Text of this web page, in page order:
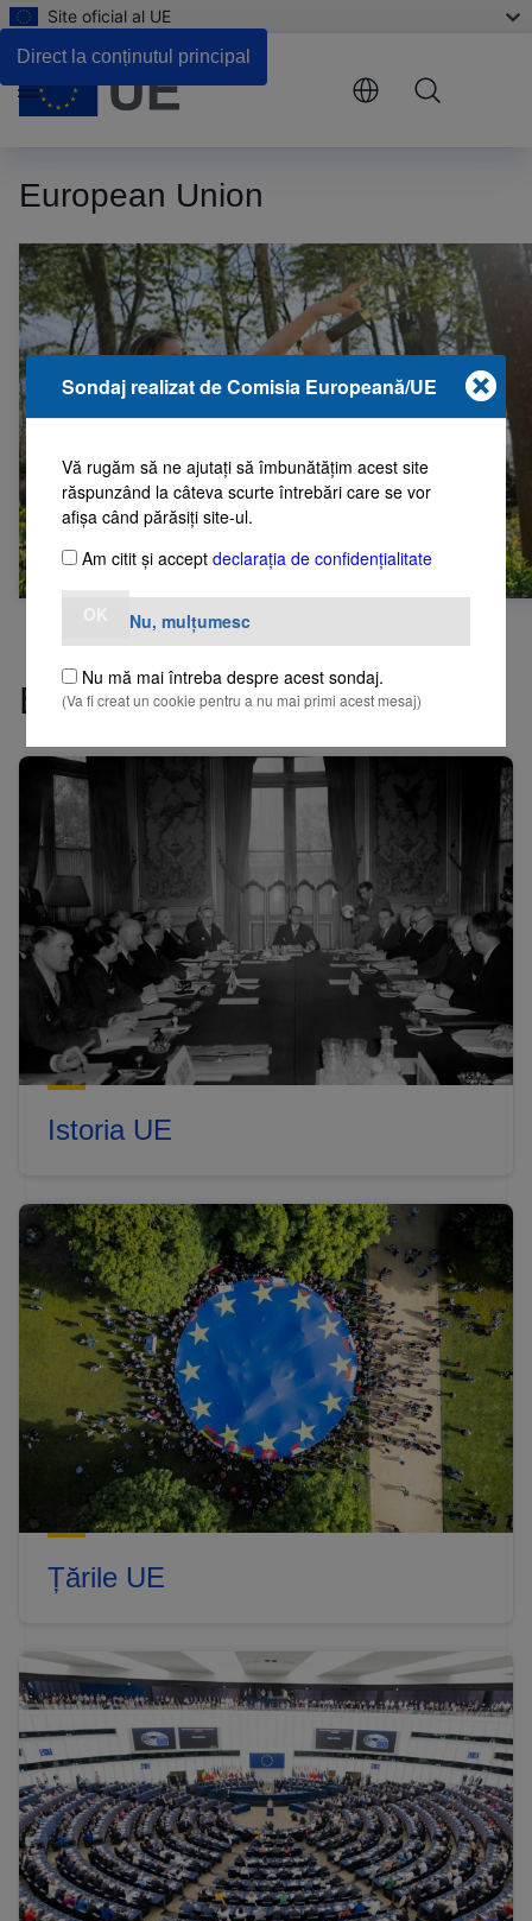
Direct la conținutul principal
Site oficial al UE
European Union
Menu
Site-ul oficial al Uniunii
Explorați UE
Istoria UE
Țările UE
Sondaj realizat de Comisia Europeană/UE
Vă rugăm să ne ajutați să îmbunătățim acest site
răspunzând la câteva scurte întrebări care se vor
afișa când părăsiți site-ul.
Am citit și accept declarația de confidențialitate
Nu, mulţumesc
Nu mă mai întreba despre acest sondaj.
(Va fi creat un cookie pentru a nu mai primi acest mesaj)